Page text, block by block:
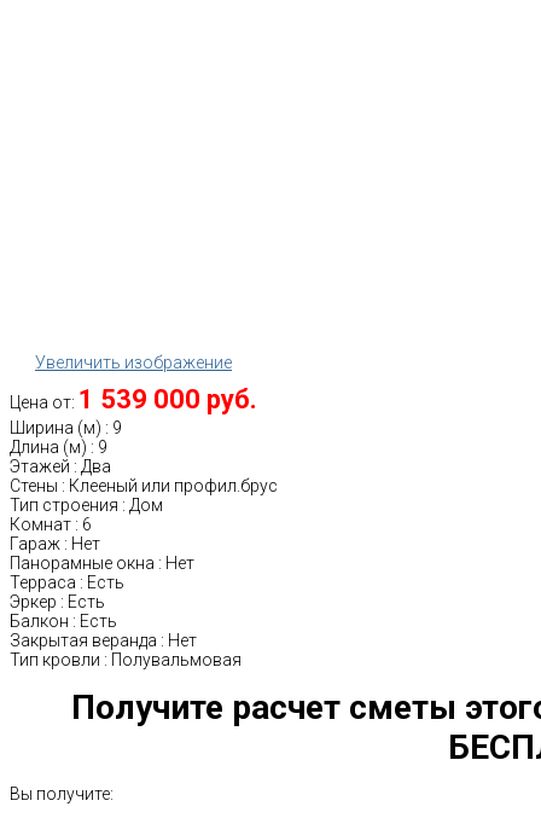
Увеличить изображение
Цена от: 1 539 000 руб.
Ширина (м) : 9
Длина (м) : 9
Этажей : Два
Стены : Клееный или профил.брус
Тип строения : Дом
Комнат : 6
Гараж : Нет
Панорамные окна : Нет
Терраса : Есть
Эркер : Есть
Балкон : Есть
Закрытая веранда : Нет
Тип кровли : Полувальмовая
Получите расчет сметы
Вы получите: